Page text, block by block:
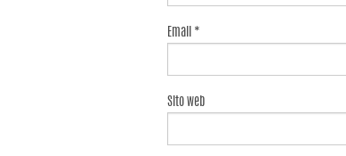
Email *
Sito web